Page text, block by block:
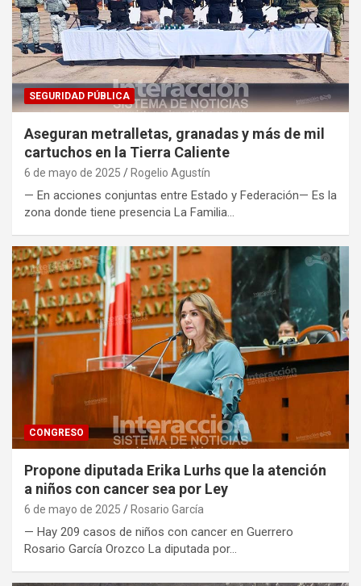
SEGURIDAD PÚBLICA
Aseguran metralletas, granadas y más de mil
cartuchos en la Tierra Caliente
6 de mayo de 2025 Rogelio Agustín
— En acciones conjuntas entre Estado y Federación— Es la
zona donde tiene presencia La Familia…
CONGRESO
Propone diputada Erika Lurhs que la atención
a niños con cancer sea por Ley
6 de mayo de 2025 Rosario García
— Hay 209 casos de niños con cancer en Guerrero
Rosario García Orozco La diputada por…